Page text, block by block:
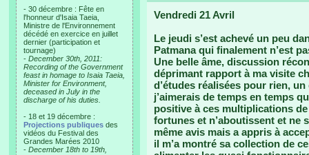
- 30 décembre : Fête en
l'honneur d'Isaia Taeia,
Ministre de l'Environnement
décédé en exercice en juillet
dernier (participation et
tournage)
- December 30th, 2011:
Recording of the Government
feast in homage to Isaia Taeia,
Minister for Environment,
deceased in July in the
discharge of his duties.
- 18 et 19 décembre :
Projections publiques des
vidéos du Festival des
Grandes Marées 2010
- December 18th to 19th,
Vendredi 21 Avril
Le jeudi s’est achevé un peu
Patmana qui finalement n’est
Une belle âme, discussion
déprimant rapport à ma visite
d’études réalisées pour rien,
j’aimerais de temps en temps
positive à ces multiplications
fortunes et n’aboutissent et ne
même avis mais a appris à
il m’a montré sa collection de